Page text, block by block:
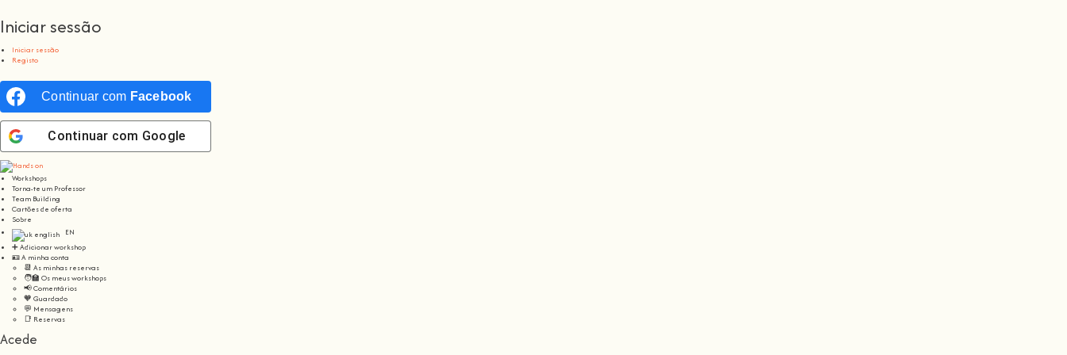
Iniciar sessão
Iniciar sessão
Registo
Continuar com Facebook
Continuar com Google
Workshops
Torna-te um Professor
Team Building
Cartões de oferta
Sobre
EN
➕ Adicionar workshop
🪪 A minha conta
📆 As minhas reservas
🧑‍🏫 Os meus workshops
📢 Comentários
🧡 Guardado
💬 Mensagens
📑 Reservas
Acede